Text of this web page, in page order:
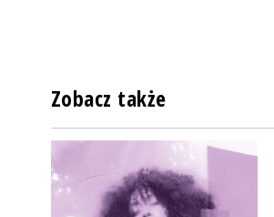
Zobacz także